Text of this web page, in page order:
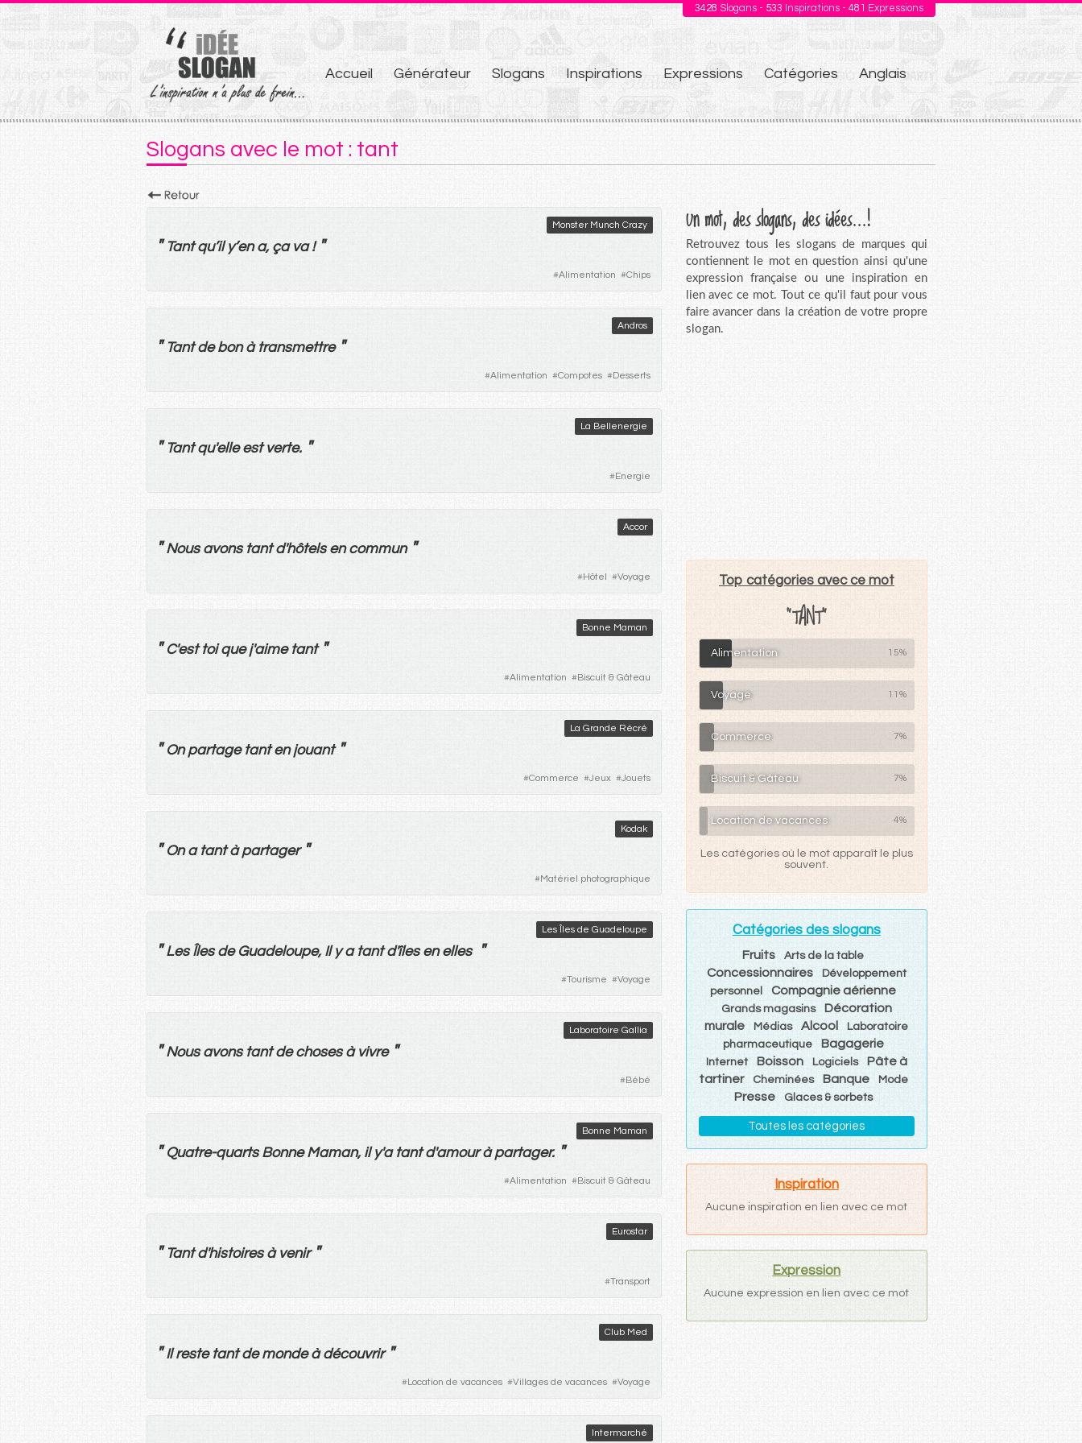
3428 Slogans - 533 Inspirations - 481 Expressions
Aller
au
contenu
Accueil Générateur Slogans Inspirations Expressions Catégories Anglais
Slogans avec le mot : tant
Monster Munch Crazy
" Tantqu’il y’en a, ça va! "
#Alimentation #Chips
Andros
" Tant de bon à transmettre "
#Alimentation #Compotes #Desserts
La Bellenergie
" Tantqu'elle est verte. "
#Energie
Accor
" Nous avons tantd'hôtels en commun "
#Hôtel #Voyage
Bonne Maman
"C'est toique j'aime tant "
#Alimentation #Biscuit & Gâteau
La Grande Récré
" On partage tant en jouant "
#Commerce #Jeux #Jouets
Kodak
" On a tantàpartager "
#Matériel photographique
Les Îles de Guadeloupe
"LesÎles deGuadeloupe, Il y a tantd'îles en elles "
#Tourisme #Voyage
Laboratoire Gallia
" Nous avons tant de choses à vivre "
#Bébé
Bonne Maman
" Quatre-quartsBonne Maman, il y'a tantd'amouràpartager. "
#Alimentation #Biscuit & Gâteau
Eurostar
" Tantd'histoires à venir "
#Transport
Club Med
" Il reste tant de monde à découvrir "
#Location de vacances #Villages de vacances #Voyage
Intermarché
Un mot, des slogans, des idées...!
Retrouvez tous les slogans de marques qui
contiennent le mot en question ainsi qu'une
expression française ou une inspiration en
lien avec ce mot. Tout ce qu'il faut pour vous
faire avancer dans la création de votre propre
slogan.
Top catégories avec ce mot
"TANT"
Alimentation 15%
Voyage 11%
Commerce 7%
Biscuit & Gâteau 7%
Location de vacances 4%
Les catégories où le mot apparaît le plus
souvent.
Catégories des slogans
Fruits Arts de la table
Concessionnaires
Développement
personnel
Compagnie aérienne
Grands magasins
Décoration
murale
Médias Alcool
Laboratoire
pharmaceutique
Bagagerie
Internet Boisson Logiciels
Pâte à
tartiner
Cheminées Banque Mode
Presse Glaces & sorbets
Toutes les catégories
Inspiration
Aucune inspiration en lien avec ce mot
Expression
Aucune expression en lien avec ce mot